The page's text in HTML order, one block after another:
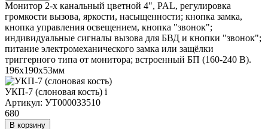
Монитор 2-х канальный цветной 4", PAL, регулировка
громкости вызова, яркости, насыщенности; кнопка замка,
кнопка управления освещением, кнопка "звонок";
индивидуальные сигналы вызова для БВД и кнопки "звонок";
питание электромеханического замка или защёлки
триггерного типа от монитора; встроенный БП (160-240 В).
196х190х53мм
УКП-7 (слоновая кость) i
Артикул: УТ000033510
680
В корзину